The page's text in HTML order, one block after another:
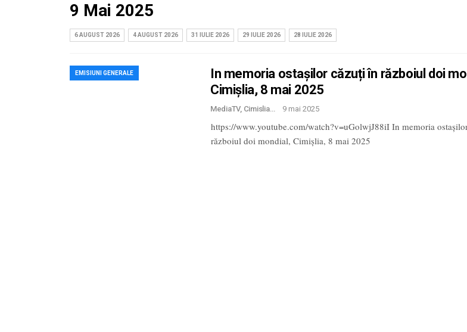
9 Mai 2025
6 AUGUST 2026 4 AUGUST 2026 31 IULIE 2026 29 IULIE 2026 28 IULIE 2026
EMISIUNI GENERALE
In memoria ostașilor căzuți în războiul doi
Cimișlia, 8 mai 2025
MediaTV, Cimislia 9 mai 2025
https://www.youtube.com/watch?v=uGolwjJ88iI In memoria
războiul doi mondial, Cimișlia, 8 mai 2025